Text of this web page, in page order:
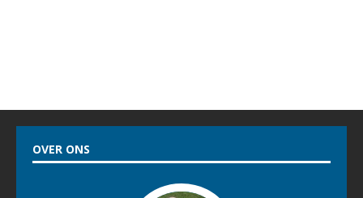
OVER ONS